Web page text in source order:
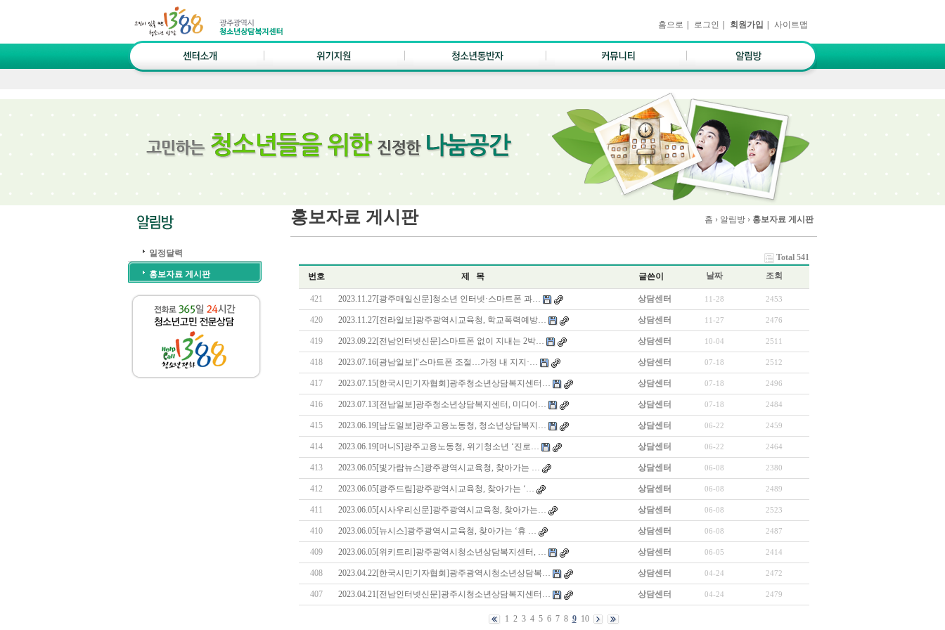
홈으로 로그인 회원가입 사이트맵
일정달력
홍보자료 게시판
홍보자료 게시판 홈 › 알림방 › 홍보자료 게시판
Total 541
번호
제 목 글쓴이 날짜 조회
421 2023.11.27[광주매일신문]청소년 인터넷·스마트폰 과… 상담센터 11-28 2453
420 2023.11.27[전라일보]광주광역시교육청, 학교폭력예방… 상담센터 11-27 2476
419 2023.09.22[전남인터넷신문]스마트폰 없이 지내는 2박… 상담센터 10-04 2511
418 2023.07.16[광남일보]"스마트폰 조절…가정 내 지지·… 상담센터 07-18 2512
417 2023.07.15[한국시민기자협회]광주청소년상담복지센터… 상담센터 07-18 2496
416 2023.07.13[전남일보]광주청소년상담복지센터, 미디어… 상담센터 07-18 2484
415 2023.06.19[남도일보]광주고용노동청, 청소년상담복지… 상담센터 06-22 2459
414 2023.06.19[머니S]광주고용노동청, 위기청소년 ‘진로… 상담센터 06-22 2464
413 2023.06.05[빛가람뉴스]광주광역시교육청, 찾아가는 … 상담센터 06-08 2380
412 2023.06.05[광주드림]광주광역시교육청, 찾아가는 ‘… 상담센터 06-08 2489
411 2023.06.05[시사우리신문]광주광역시교육청, 찾아가는… 상담센터 06-08 2523
410 2023.06.05[뉴시스]광주광역시교육청, 찾아가는 ‘휴 … 상담센터 06-08 2487
409 2023.06.05[위키트리]광주광역시청소년상담복지센터, … 상담센터 06-05 2414
408 2023.04.22[한국시민기자협회]광주광역시청소년상담복… 상담센터 04-24 2472
407 2023.04.21[전남인터넷신문]광주시청소년상담복지센터… 상담센터 04-24 2479
1 2 3 4 5 6 7 8 9 10